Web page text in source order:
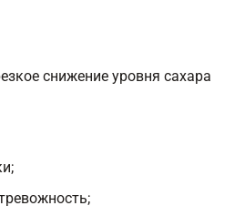
снижение уровня сахара